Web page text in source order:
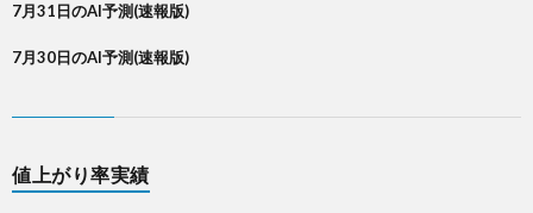
7月31日のAI予測(速報版)
7月30日のAI予測(速報版)
値上がり率実績